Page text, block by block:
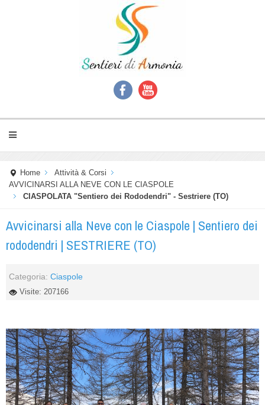
Home
Attività & Corsi
AVVICINARSI ALLA NEVE CON LE CIASPOLE
CIASPOLATA "Sentiero dei Rododendri" - Sestriere (TO)
Avvicinarsi alla Neve con le Ciaspole | Sentiero dei
rododendri | SESTRIERE (TO)
Categoria: Ciaspole
Visite: 207166